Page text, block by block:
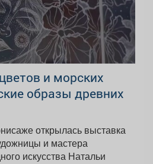
и морских
образы древних
открылась выставка
и мастера
искусства Натальи